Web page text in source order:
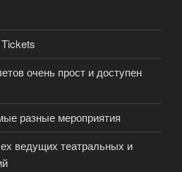
очень прост и доступен
разные мероприятия
ведущих театральных и